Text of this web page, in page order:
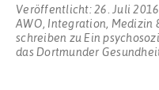
Veröffentlicht:26. Juli 2016
AWO, Integration, Medizin
schreiben zu Ein
das Dortmunder